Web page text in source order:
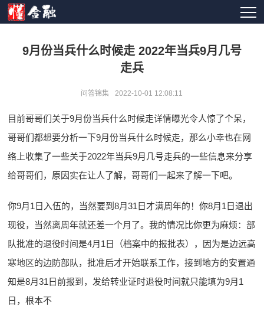
9月份当兵什么时候走 2022年当兵9月几号
走兵
问答锦集 2022-10-01 12:08:11
目前哥哥们关于9月份当兵什么时候走详情曝光令人惊了个呆，
哥哥们都想要分析一下9月份当兵什么时候走，那么小幸也在网
络上收集了一些关于2022年当兵9月几号走兵的一些信息来分享
给哥哥们，原因实在让人了解，哥哥们一起来了解一下吧。
你9月1日入伍的，当然要到8月31日才满周年的！你8月1日退出
现役，当然离周年就还差一个月了。我的情况比你更为麻烦：部
队批准的退役时间是4月1日（档案中的报批表），因为是边远高
寒地区的边防部队，批准后才开始联系工作，接到地方的安置通
知是8月31日前报到，发给转业证时退役时间就只能填为9月1
日，根本不